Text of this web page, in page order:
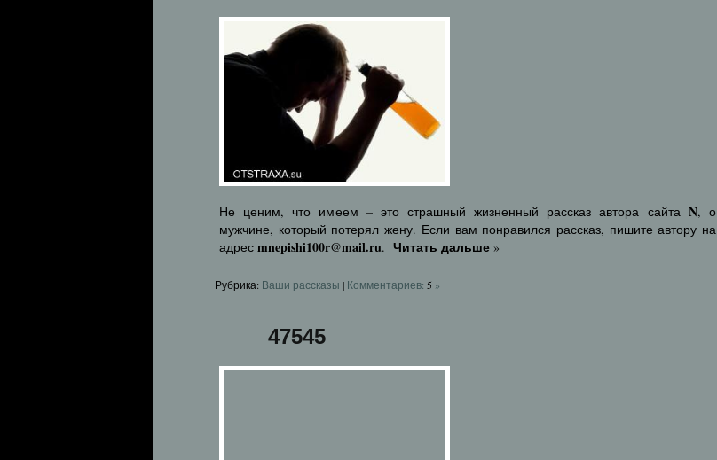
Не ценим, что имеем – это страшный жизненный рассказ автора сайта N, о
мужчине, который потерял жену. Если вам понравился рассказ, пишите автору на
адрес mnepishi100r@mail.ru. Читать дальше »
Рубрика: Ваши рассказы | Комментариев: 5 »
47545